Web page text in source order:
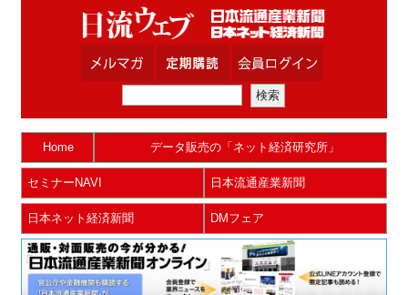
Home データ販売の「ネット経済研究所」
セミナーNAVI 日本流通産業新聞
日本ネット経済新聞 DMフェア